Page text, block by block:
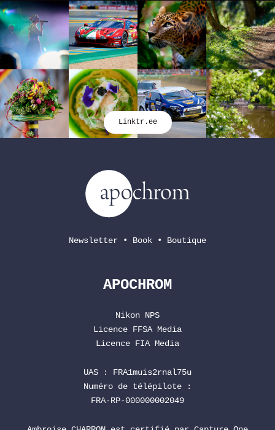
Linktr.ee
Newsletter • Book • Boutique
APOCHROM
Nikon NPS
Licence FFSAMedia
Licence FIAMedia
UAS : FRA1muis2rnal75u
Numéro de télépilote :
FRA-RP-000000002049